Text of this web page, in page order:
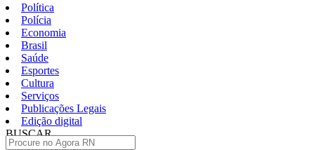
Política
Polícia
Economia
Brasil
Saúde
Esportes
Cultura
Serviços
Publicações Legais
Edição digital
BUSCAR